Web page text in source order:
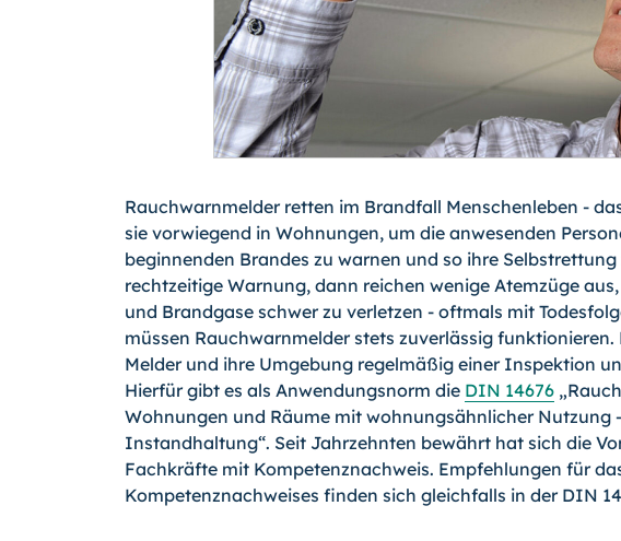
Rauchwarnmelder retten im Brandfall Menschenleben -
sie vorwiegend in Wohnungen, um die anwesenden
beginnenden Brandes zu warnen und so ihre
rechtzeitige Warnung, dann reichen wenige Atemzüge
und Brandgase schwer zu verletzen - oftmals mit
müssen Rauchwarnmelder stets zuverlässig
Melder und ihre Umgebung regelmä­ßig einer Inspektion
Hierfür gibt es als Anwendungs­norm die DIN 14676
Wohnungen und Räume mit wohnungsähnlicher Nutzung
Instandhaltung“. Seit Jahrzehnten bewährt hat sich die
Fachkräfte mit Kompetenz­nachweis. Empfehlungen für
Kompetenznachweises finden sich gleichfalls in der DIN